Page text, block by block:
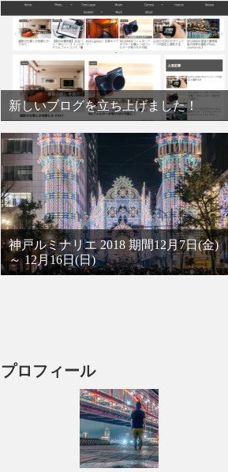
新しいブログを立ち上げました！
神戸ルミナリエ 2018 期間12月7日(金)
～ 12月16日(日)
プロフィール